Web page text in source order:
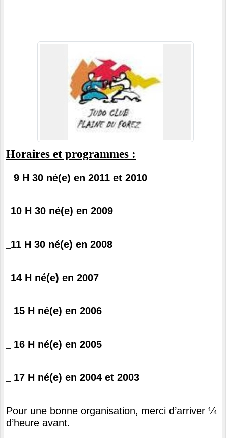
Horaires et programmes :
9 H 30 né(e) en 2011 et 2010
10 H 30 né(e) en 2009
11 H 30 né(e) en 2008
14 H né(e) en 2007
15 H né(e) en 2006
16 H né(e) en 2005
17 H né(e) en 2004 et 2003
Pour une bonne organisation, merci d’arriver ¼
d’heure avant.